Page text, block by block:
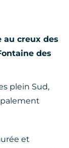
creux des
des
plein Sud,
et